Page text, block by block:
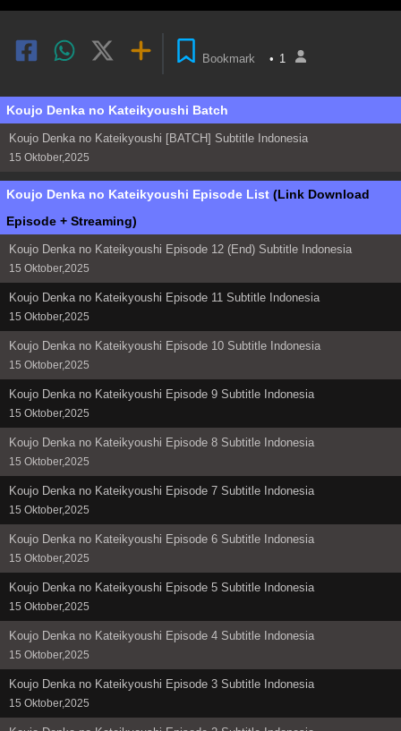
Bookmark • 1
Koujo Denka no Kateikyoushi Batch
Koujo Denka no Kateikyoushi [BATCH] Subtitle Indonesia
15 Oktober,2025
Koujo Denka no Kateikyoushi Episode List (Link Download
Episode + Streaming)
Koujo Denka no Kateikyoushi Episode 12 (End) Subtitle Indonesia
15 Oktober,2025
Koujo Denka no Kateikyoushi Episode 11 Subtitle Indonesia
15 Oktober,2025
Koujo Denka no Kateikyoushi Episode 10 Subtitle Indonesia
15 Oktober,2025
Koujo Denka no Kateikyoushi Episode 9 Subtitle Indonesia
15 Oktober,2025
Koujo Denka no Kateikyoushi Episode 8 Subtitle Indonesia
15 Oktober,2025
Koujo Denka no Kateikyoushi Episode 7 Subtitle Indonesia
15 Oktober,2025
Koujo Denka no Kateikyoushi Episode 6 Subtitle Indonesia
15 Oktober,2025
Koujo Denka no Kateikyoushi Episode 5 Subtitle Indonesia
15 Oktober,2025
Koujo Denka no Kateikyoushi Episode 4 Subtitle Indonesia
15 Oktober,2025
Koujo Denka no Kateikyoushi Episode 3 Subtitle Indonesia
15 Oktober,2025